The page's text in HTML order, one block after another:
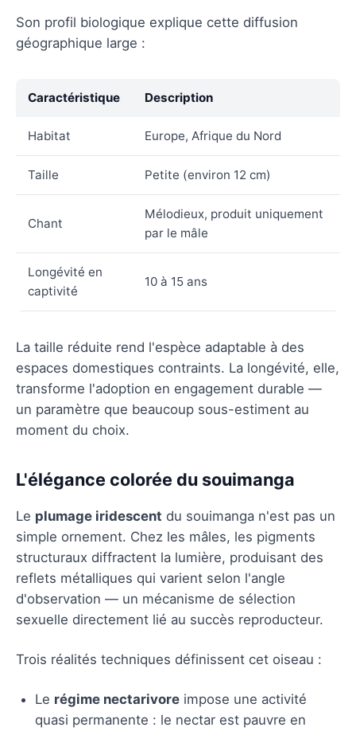
Son profil biologique explique cette diffusion
géographique large :
Caractéristique Description
Habitat Europe, Afrique du Nord
Taille Petite (environ 12 cm)
Chant
Mélodieux, produit uniquement
par le mâle
Longévité en
captivité
10 à 15 ans
La taille réduite rend l'espèce adaptable à des
espaces domestiques contraints. La longévité, elle,
transforme l'adoption en engagement durable —
un paramètre que beaucoup sous-estiment au
moment du choix.
L'élégance colorée du souimanga
Le plumage iridescent du souimanga n'est pas un
simple ornement. Chez les mâles, les pigments
structuraux diffractent la lumière, produisant des
reflets métalliques qui varient selon l'angle
d'observation — un mécanisme de sélection
sexuelle directement lié au succès reproducteur.
Trois réalités techniques définissent cet oiseau :
Le régime nectarivore impose une activité
quasi permanente : le nectar est pauvre en